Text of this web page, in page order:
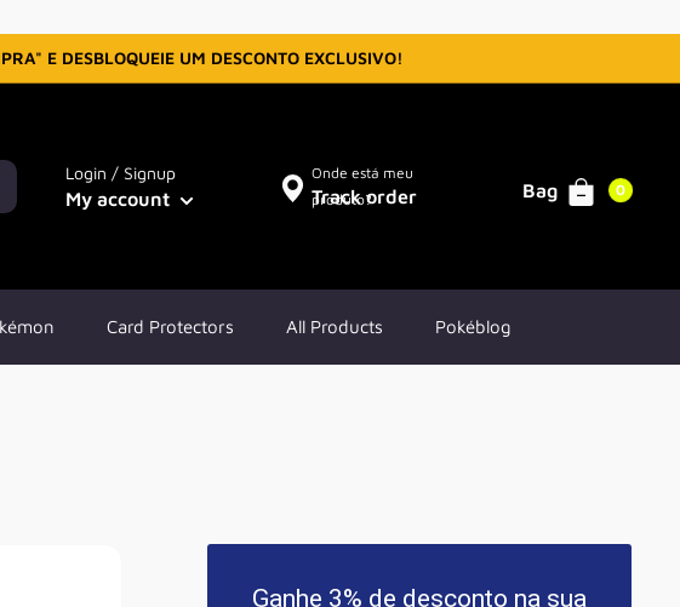
E DESBLOQUEIE UM DESCONTO EXCLUSIVO!
Login / Signup
My account Track order
Onde está meu
produto?
Bag 0
Card Protectors All Products Pokéblog
Ganhe 3% de desconto na sua